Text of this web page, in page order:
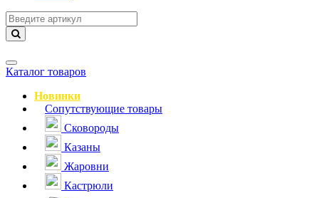
Навигация
Каталог товаров
Новинки
Сопутствующие товары
Сковороды
Казаны
Жаровни
Кастрюли